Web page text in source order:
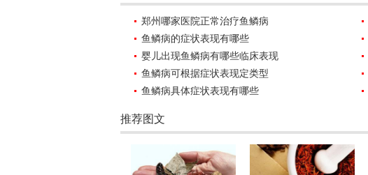
郑州哪家医院正常治疗鱼鳞病
鱼鳞病的症状表现有哪些
婴儿出现鱼鳞病有哪些临床表现
鱼鳞病可根据症状表现定类型
鱼鳞病具体症状表现有哪些
推荐图文